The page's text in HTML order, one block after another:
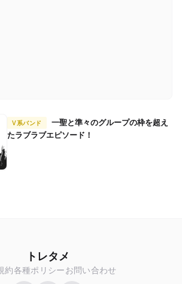
V系バンド
たラブラブエピソード！
トレタメ
約各種ポリシーお問い合わせ